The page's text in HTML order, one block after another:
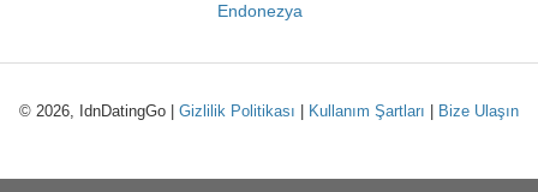
Endonezya
© 2026, IdnDatingGo | Gizlilik Politikası Kullanım Şartları Bize Ulaşın